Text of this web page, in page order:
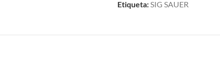
Etiqueta:SIG SAUER